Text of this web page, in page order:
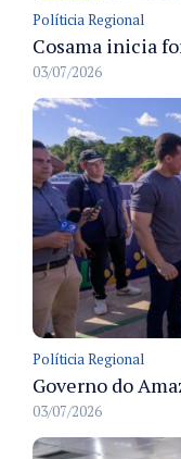
Políticia Regional
03/07/2026
Políticia Regional
03/07/2026